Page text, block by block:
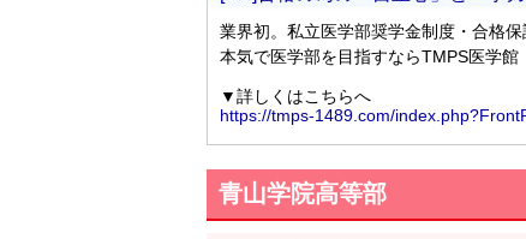
青山学院高等部